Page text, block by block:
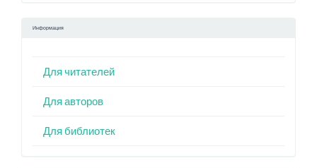
Информация
Для читателей
Для авторов
Для библиотек